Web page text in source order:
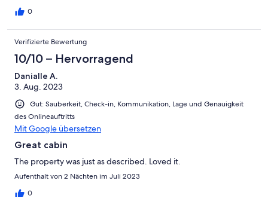
0
Verifizierte Bewertung
10/10 – Hervorragend
Danialle A.
3. Aug. 2023
Gut: Sauberkeit, Check-in, Kommunikation, Lage und Genauigkeit
des Onlineauftritts
Mit Google übersetzen
Great cabin
The property was just as described. Loved it.
Aufenthalt von 2 Nächten im Juli 2023
0